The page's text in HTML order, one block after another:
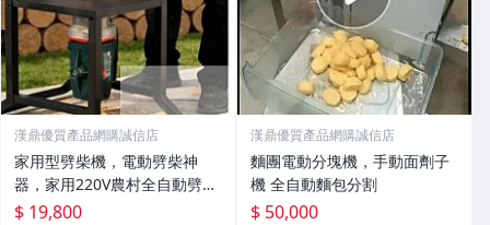
漢鼎優質產品網購誠信店
家用型劈柴機，電動劈柴神
器，家用220V農村全自動劈材
機
$ 19,800
漢鼎優質產品網購誠信店
麵團電動分塊機，手動面劑子
機 全自動麵包分割
$ 50,000